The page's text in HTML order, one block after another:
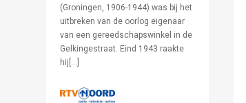
(Groningen, 1906-1944) was bij het
uitbreken van de oorlog eigenaar
van een gereedschapswinkel in de
Gelkingestraat. Eind 1943 raakte
hij[…]